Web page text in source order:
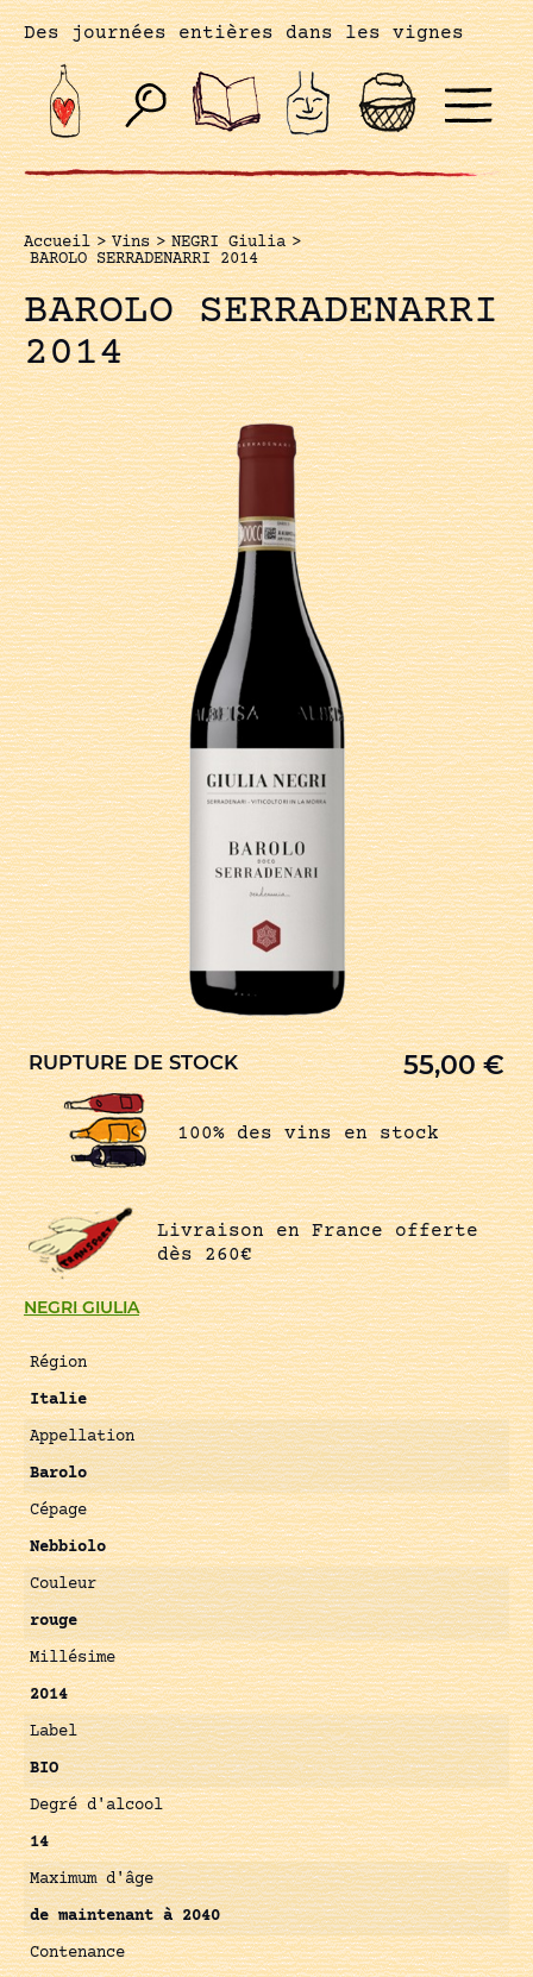
Des journées entières dans les vignes
Accueil > Vins > NEGRI Giulia >
BAROLO SERRADENARRI 2014
BAROLO SERRADENARRI
2014
NEGRI GIULIA
Région
Italie
Appellation
Barolo
Cépage
Nebbiolo
Couleur
rouge
Millésime
2014
Label
BIO
Degré d'alcool
14
Maximum d'âge
de maintenant à 2040
Contenance
RUPTURE DE STOCK 55,00€
100% des vins en stock
Livraison en France offerte
dès 260€